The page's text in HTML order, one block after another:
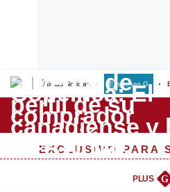
Últimas Noticias Empresas G
Lo último
Peru Quiosco
EXCLUSIVO PARA
PLUS G